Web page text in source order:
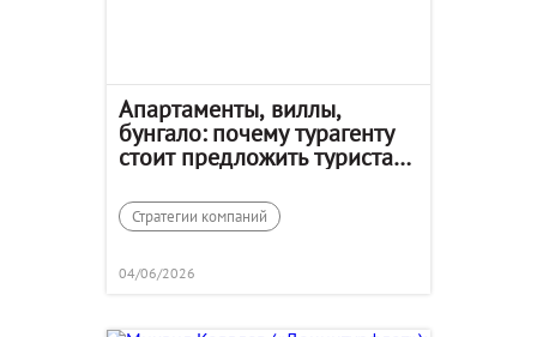
Апартаменты, виллы,
бунгало: почему турагенту
стоит предложить туристам
размещения
Стратегии компаний
04/06/2026